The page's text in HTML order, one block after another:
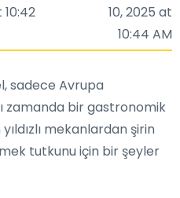
10, 2025 at
10:44 AM
sadece Avrupa
zamanda bir gastronomik
mekanlardan şirin
tutkunu için bir şeyler